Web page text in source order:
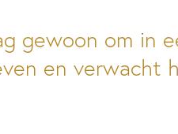
gewoon om in
en verwacht